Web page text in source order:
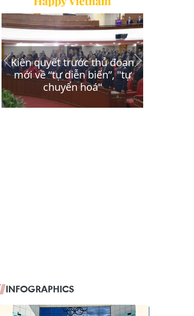
INFOGRAPHICS